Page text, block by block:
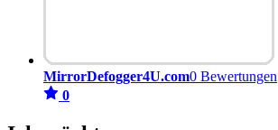
MirrorDefogger4U.com0 Bewertungen
0